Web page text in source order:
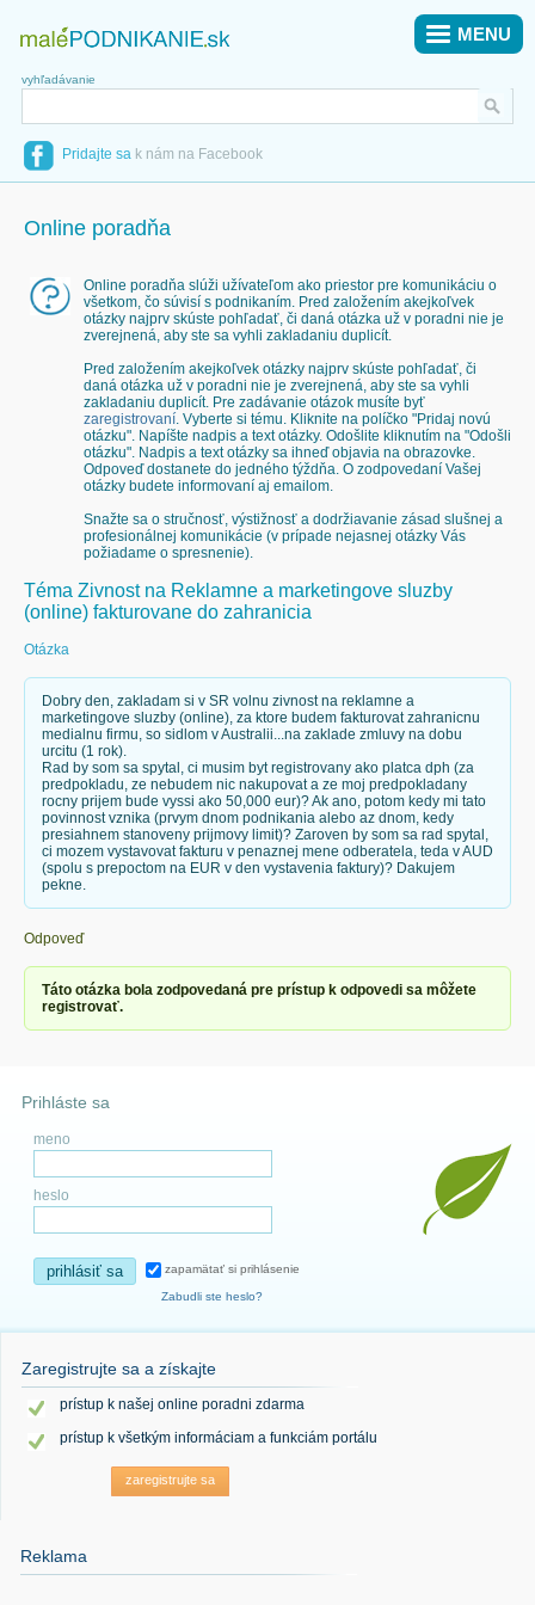
vyhľadávanie
Pridajte sa k nám na Facebook
MENU
Online poradňa
Online poradňa slúži užívateľom ako priestor pre komunikáciu o
všetkom, čo súvisí s podnikaním. Pred založením akejkoľvek
otázky najprv skúste pohľadať, či daná otázka už v poradni nie je
zverejnená, aby ste sa vyhli zakladaniu duplicít.
Pred založením akejkoľvek otázky najprv skúste pohľadať, či
daná otázka už v poradni nie je zverejnená, aby ste sa vyhli
zakladaniu duplicít. Pre zadávanie otázok musíte byť
zaregistrovaní. Vyberte si tému. Kliknite na políčko "Pridaj novú
otázku". Napíšte nadpis a text otázky. Odošlite kliknutím na "Odošli
otázku". Nadpis a text otázky sa ihneď objavia na obrazovke.
Odpoveď dostanete do jedného týždňa. O zodpovedaní Vašej
otázky budete informovaní aj emailom.
Snažte sa o stručnosť, výstižnosť a dodržiavanie zásad slušnej a
profesionálnej komunikácie (v prípade nejasnej otázky Vás
požiadame o spresnenie).
Téma Zivnost na Reklamne a marketingove sluzby
(online) fakturovane do zahranicia
Otázka
Dobry den, zakladam si v SR volnu zivnost na reklamne a
marketingove sluzby (online), za ktore budem fakturovat zahranicnu
medialnu firmu, so sidlom v Australii...na zaklade zmluvy na dobu
urcitu (1 rok).
Rad by som sa spytal, ci musim byt registrovany ako platca dph (za
predpokladu, ze nebudem nic nakupovat a ze moj predpokladany
rocny prijem bude vyssi ako 50,000 eur)? Ak ano, potom kedy mi tato
povinnost vznika (prvym dnom podnikania alebo az dnom, kedy
presiahnem stanoveny prijmovy limit)? Zaroven by som sa rad spytal,
ci mozem vystavovat fakturu v penaznej mene odberatela, teda v AUD
(spolu s prepoctom na EUR v den vystavenia faktury)? Dakujem
pekne.
Odpoveď
Táto otázka bola zodpovedaná pre prístup k odpovedi sa môžete
registrovať.
Prihláste sa
meno
heslo
prihlásiť sa zapamätať si prihlásenie
Zabudli ste heslo?
Zaregistrujte sa a získajte
prístup k našej online poradni zdarma
prístup k všetkým informáciam a funkciám portálu
zaregistrujte sa
Reklama